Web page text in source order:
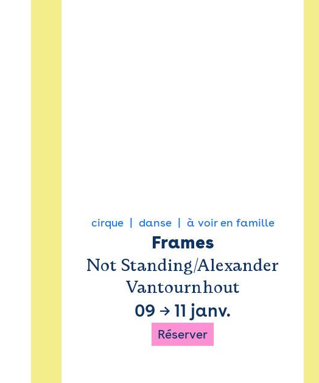
cirque danse à voir en famille
Frames
Not Standing/Alexander
Vantournhout
09 → 11 janv.
Réserver